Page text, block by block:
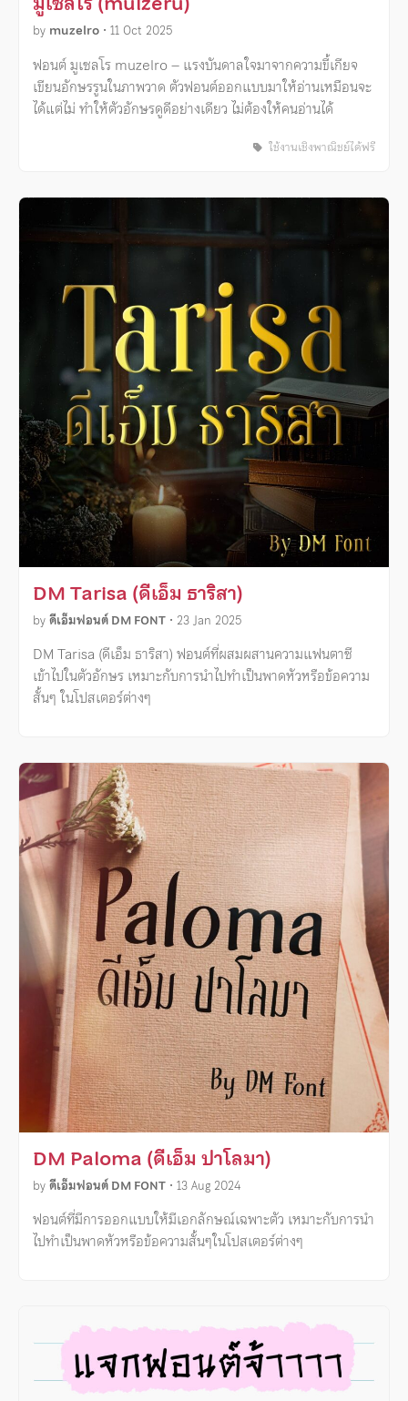
by muzelro • 11 Oct 2025
ฟอนต์ มูเซลโร muzelro – แรงบันดาลใจมาจากความขี้เกียจ
เขียนอักษรรูนในภาพวาด ตัวฟอนต์ออกแบบมาให้อ่านเหมือนจะ
ได้แต่ไม่ ทำให้ตัวอักษรดูดีอย่างเดียว ไม่ต้องให้คนอ่านได้
ใช้งานเชิงพาณิชย์ได้ฟรี
DM Tarisa (ดีเอ็ม ธาริสา)
byดีเอ็มฟอนต์ DM FONT • 23 Jan 2025
DM Tarisa (ดีเอ็ม ธาริสา) ฟอนต์ที่ผสมผสานความแฟนตาซี
เข้าไปในตัวอักษร เหมาะกับการนำไปทำเป็นพาดหัวหรือข้อความ
สั้นๆ ในโปสเตอร์ต่างๆ
DM Paloma (ดีเอ็ม ปาโลมา)
byดีเอ็มฟอนต์ DM FONT • 13 Aug 2024
ฟอนต์ที่มีการออกแบบให้มีเอกลักษณ์เฉพาะตัว เหมาะกับการนำ
ไปทำเป็นพาดหัวหรือข้อความสั้นๆในโปสเตอร์ต่างๆ